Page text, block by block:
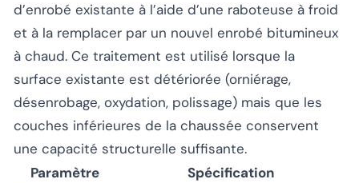
d’enrobé existante à l’aide d’une raboteuse à froid
et à la remplacer par un nouvel enrobé bitumineux
à chaud. Ce traitement est utilisé lorsque la
surface existante est détériorée (orniérage,
désenrobage, oxydation, polissage) mais que les
couches inférieures de la chaussée conservent
une capacité structurelle suffisante.
Paramètre
Spécification